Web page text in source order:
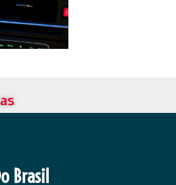
Brasil